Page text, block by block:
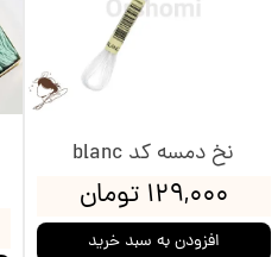
نخ دمسه کد blanc
۱۲۹,۰۰۰ تومان
افزودن به سبد خرید